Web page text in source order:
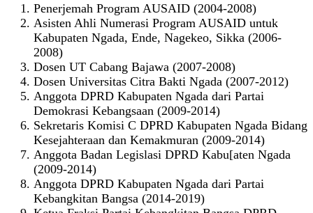
Penerjemah Program AUSAID (2004-2008)
Asisten Ahli Numerasi Program AUSAID untuk
Kabupaten Ngada, Ende, Nagekeo, Sikka (2006-
2008)
Dosen UT Cabang Bajawa (2007-2008)
Dosen Universitas Citra Bakti Ngada (2007-2012)
Anggota DPRD Kabupaten Ngada dari Partai
Demokrasi Kebangsaan (2009-2014)
Sekretaris Komisi C DPRD Kabupaten Ngada Bidang
Kesejahteraan dan Kemakmuran (2009-2014)
Anggota Badan Legislasi DPRD Kabu[aten Ngada
(2009-2014)
Anggota DPRD Kabupaten Ngada dari Partai
Kebangkitan Bangsa (2014-2019)